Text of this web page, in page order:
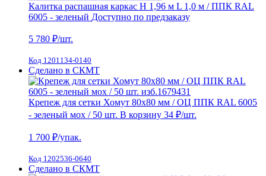
Калитка распашная каркас Н 1,96 м L 1,0 м / ППК RAL
6005 - зеленый Доступно по предзаказу
5 780 ₽/шт.
Код 1201134-0140
Сделано в СКМТ
Крепеж для сетки Хомут 80х80 мм / ОЦ ППК RAL 6005
- зеленый мох / 50 шт. В корзину 34 ₽/шт.
1 700 ₽/упак.
Код 1202536-0640
Сделано в СКМТ